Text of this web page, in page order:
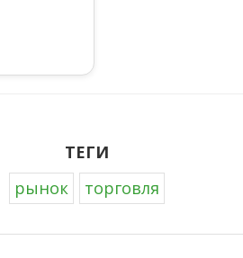
ТЕГИ
рынок
торговля